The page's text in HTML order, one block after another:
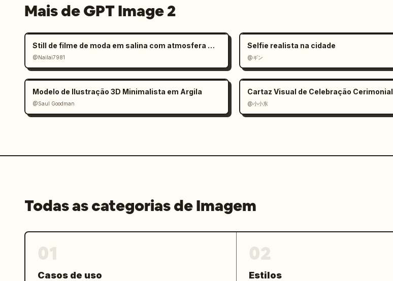
Mais de GPT Image 2
Still de filme de moda em salina com atmosfera melancólica
@Nailai7981
Selfie realista na cidade
@ギン
Modelo de Ilustração 3D Minimalista em Argila
@Saul Goodman
Cartaz Visual de Celebração Cerimonial
@小小东
Todas as categorias de Imagem
Casos de uso Estilos